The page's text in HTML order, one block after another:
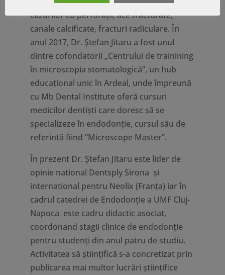
cazurilor cu perforaţii, ace fracturate,
canale calcificate, fracturi radiculare. În
anul 2017, Dr. Ștefan Jitaru a fost unul
dintre cofondatorii „Centrului de trainining
în microscopia stomatologică”, un hub
educațional unic în Ardeal, unde împreună
cu Mb Dental Institute oferă cursuri
medicilor dentiști care doresc să se
specializeze în endodonție, cursul său de
referință fiind “Microscope Master”.
În prezent Dr. Ștefan Jitaru este lider de
opinie national Dentsply Sirona și
international pentru Neolix (Franța) iar în
cadrul catedrei de Endodonţie a UMF Cluj-
Napoca este cadru didactic asociat,
coordonand stagii clinice de endodonție
pentru studenți din anul patru de studiu.
Activitatea să științifică s-a concretizat prin
publicarea mai multor lucrări științifice